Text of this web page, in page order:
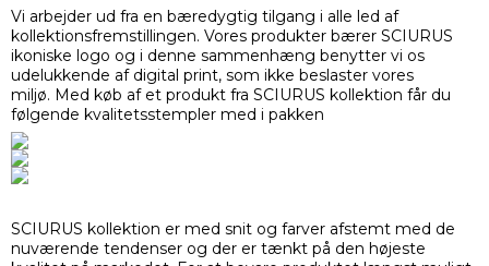
Vi arbejder ud fra en bæredygtig tilgang i alle led af
kollektionsfremstillingen. Vores produkter bærer SCIURUS
ikoniske logo og i denne sammenhæng benytter vi os
udelukkende af digital print, som ikke beslaster vores
miljø. Med køb af et produkt fra SCIURUS kollektion får du
følgende kvalitetsstempler med i pakken
SCIURUS kollektion er med snit og farver afstemt med de
nuværende tendenser og der er tænkt på den højeste